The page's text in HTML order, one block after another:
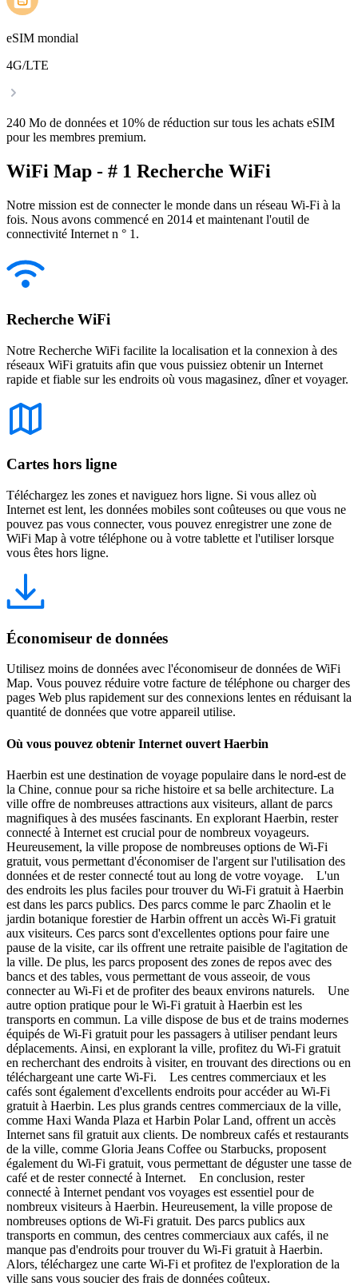
eSIM mondial
4G/LTE
240 Mo de données et 10% de réduction sur tous les achats eSIM
pour les membres premium.
WiFi Map - # 1 Recherche WiFi
Notre mission est de connecter le monde dans un réseau Wi-Fi à la
fois. Nous avons commencé en 2014 et maintenant l'outil de
connectivité Internet n ° 1.
Recherche WiFi
Notre Recherche WiFi facilite la localisation et la connexion à des
réseaux WiFi gratuits afin que vous puissiez obtenir un Internet
rapide et fiable sur les endroits où vous magasinez, dîner et voyager.
Cartes hors ligne
Téléchargez les zones et naviguez hors ligne. Si vous allez où
Internet est lent, les données mobiles sont coûteuses ou que vous ne
pouvez pas vous connecter, vous pouvez enregistrer une zone de
WiFi Map à votre téléphone ou à votre tablette et l'utiliser lorsque
vous êtes hors ligne.
Économiseur de données
Utilisez moins de données avec l'économiseur de données de WiFi
Map. Vous pouvez réduire votre facture de téléphone ou charger des
pages Web plus rapidement sur des connexions lentes en réduisant la
quantité de données que votre appareil utilise.
Où vous pouvez obtenir Internet ouvert Haerbin
Haerbin est une destination de voyage populaire dans le nord-est de
la Chine, connue pour sa riche histoire et sa belle architecture. La
ville offre de nombreuses attractions aux visiteurs, allant de parcs
magnifiques à des musées fascinants. En explorant Haerbin, rester
connecté à Internet est crucial pour de nombreux voyageurs.
Heureusement, la ville propose de nombreuses options de Wi-Fi
gratuit, vous permettant d'économiser de l'argent sur l'utilisation des
données et de rester connecté tout au long de votre voyage. L'un
des endroits les plus faciles pour trouver du Wi-Fi gratuit à Haerbin
est dans les parcs publics. Des parcs comme le parc Zhaolin et le
jardin botanique forestier de Harbin offrent un accès Wi-Fi gratuit
aux visiteurs. Ces parcs sont d'excellentes options pour faire une
pause de la visite, car ils offrent une retraite paisible de l'agitation de
la ville. De plus, les parcs proposent des zones de repos avec des
bancs et des tables, vous permettant de vous asseoir, de vous
connecter au Wi-Fi et de profiter des beaux environs naturels. Une
autre option pratique pour le Wi-Fi gratuit à Haerbin est les
transports en commun. La ville dispose de bus et de trains modernes
équipés de Wi-Fi gratuit pour les passagers à utiliser pendant leurs
déplacements. Ainsi, en explorant la ville, profitez du Wi-Fi gratuit
en recherchant des endroits à visiter, en trouvant des directions ou en
téléchargeant une carte Wi-Fi. Les centres commerciaux et les
cafés sont également d'excellents endroits pour accéder au Wi-Fi
gratuit à Haerbin. Les plus grands centres commerciaux de la ville,
comme Haxi Wanda Plaza et Harbin Polar Land, offrent un accès
Internet sans fil gratuit aux clients. De nombreux cafés et restaurants
de la ville, comme Gloria Jeans Coffee ou Starbucks, proposent
également du Wi-Fi gratuit, vous permettant de déguster une tasse de
café et de rester connecté à Internet. En conclusion, rester
connecté à Internet pendant vos voyages est essentiel pour de
nombreux visiteurs à Haerbin. Heureusement, la ville propose de
nombreuses options de Wi-Fi gratuit. Des parcs publics aux
transports en commun, des centres commerciaux aux cafés, il ne
manque pas d'endroits pour trouver du Wi-Fi gratuit à Haerbin.
Alors, téléchargez une carte Wi-Fi et profitez de l'exploration de la
ville sans vous soucier des frais de données coûteux.